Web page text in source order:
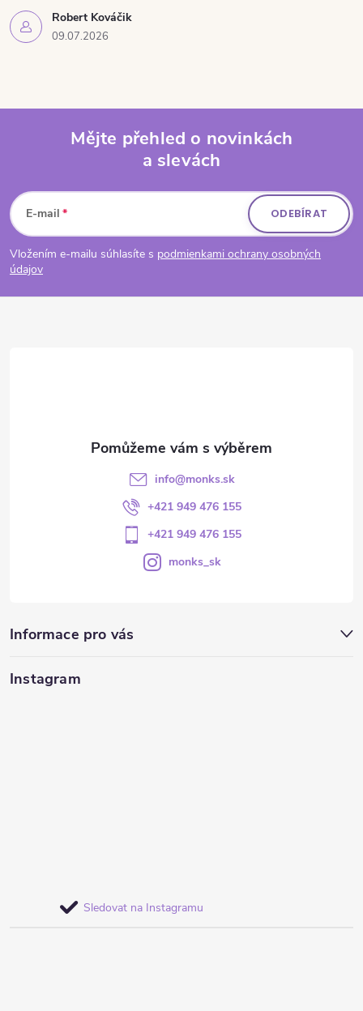
Robert Kováčik
09.07.2026
Mějte přehled o novinkách
a slevách
E-mail
Vložením e-mailu súhlasíte s podmienkami ochrany osobných
údajov
ODEBÍRAT
Informace pro vás
info@monks.sk
+421 949 476 155
+421 949 476 155
monks_sk
Instagram
Sledovat na Instagramu